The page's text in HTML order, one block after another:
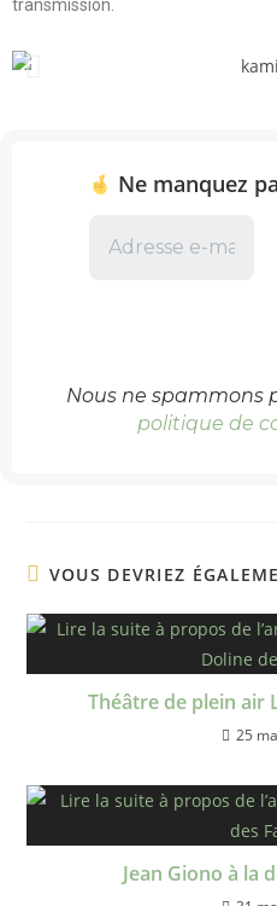
transmission.
Ne manquez
Nous ne spammons
politique de
VOUS DEVRIEZ
Théâtre de plein air
25
Jean Giono à la